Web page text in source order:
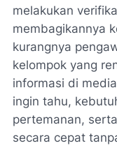
melakukan
membagikannya
kurangnya
kelompok yang
informasi di
ingin tahu,
pertemanan,
secara cepat